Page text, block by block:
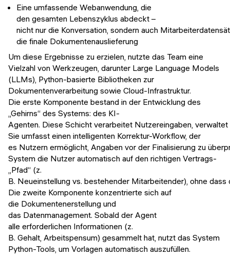
Eine umfassende Webanwendung, die
den gesamten Lebenszyklus abdeckt –
nicht nur die Konversation, sondern auch
die finale Dokumentenauslieferung
Um diese Ergebnisse zu erzielen, nutzte das Team eine
Vielzahl von Werkzeugen, darunter Large Language Models
(LLMs), Python-basierte Bibliotheken zur
Dokumentenverarbeitung sowie Cloud-Infrastruktur.
Die erste Komponente bestand in der Entwicklung des
„Gehirns“ des Systems: des KI-
Agenten. Diese Schicht verarbeitet Nutzereingaben,
Sie umfasst einen intelligenten Korrektur-Workflow, der
es Nutzern ermöglicht, Angaben vor der Finalisierung zu
System die Nutzer automatisch auf den richtigen Vertrags-
„Pfad“ (z.
B. Neueinstellung vs. bestehender Mitarbeitender), ohne
Die zweite Komponente konzentrierte sich auf
die Dokumentenerstellung und
das Datenmanagement. Sobald der Agent
alle erforderlichen Informationen (z.
B. Gehalt, Arbeitspensum) gesammelt hat, nutzt das System
Python-Tools, um Vorlagen automatisch auszufüllen.